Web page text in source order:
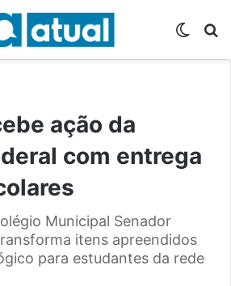
ação da
com entrega
Municipal Senador
itens apreendidos
para estudantes da rede